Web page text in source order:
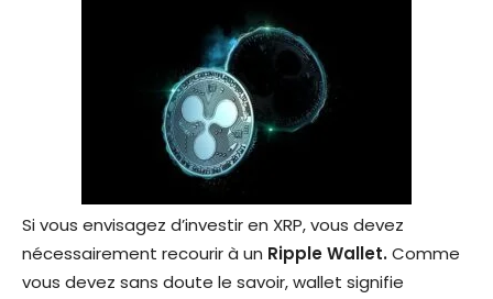
Si vous envisagez d’investir en XRP, vous devez
nécessairement recourir à un Ripple Wallet.Comme
vous devez sans doute le savoir, wallet signifie